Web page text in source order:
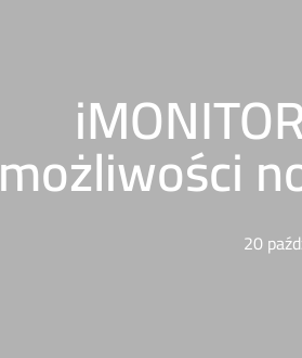
możliwości
20